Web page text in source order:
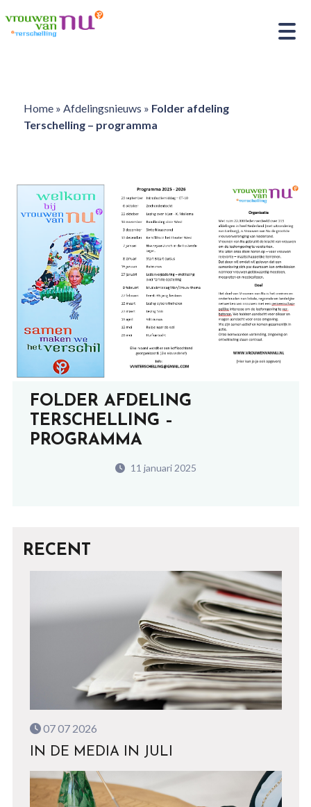
Home» Afdelingsnieuws » Folder afdeling
Terschelling – programma
FOLDER AFDELING
TERSCHELLING –
PROGRAMMA
11 januari 2025
RECENT
07 07 2026
IN DE MEDIA IN JULI